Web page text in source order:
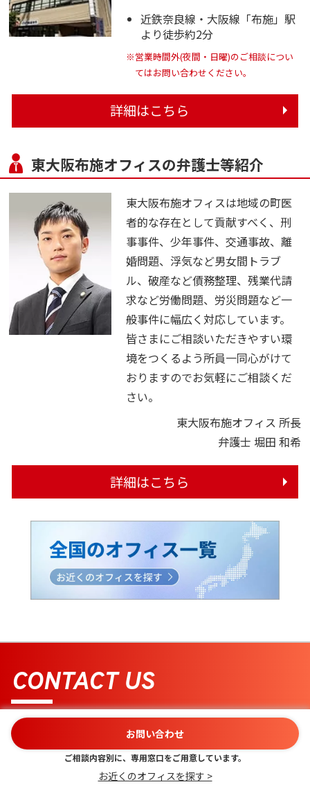
近鉄奈良線・大阪線「布施」駅
より徒歩約2分
※営業時間外(夜間・日曜)のご相談につい
てはお問い合わせください。
詳細はこちら
東大阪布施オフィスの弁護士等紹介
東大阪布施オフィスは地域の町医
者的な存在として貢献すべく、刑
事事件、少年事件、交通事故、離
婚問題、浮気など男女間トラブ
ル、破産など債務整理、残業代請
求など労働問題、労災問題など一
般事件に幅広く対応しています。
皆さまにご相談いただきやすい環
境をつくるよう所員一同心がけて
おりますのでお気軽にご相談くだ
さい。
東大阪布施オフィス 所長
弁護士 堀田 和希
詳細はこちら
お問い合わせ
ご相談内容別に、専用窓口をご用意しています。
お近くのオフィスを探す >
CONTACT US
まずはお問い合わせください
お客さまのお悩みやご相談内容別に、専用窓口をご用意し